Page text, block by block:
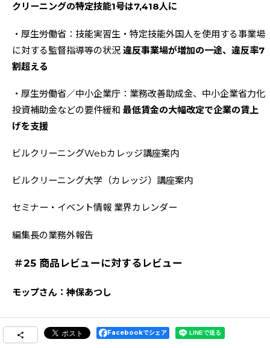
クリーニングの特定技能1号は7,418人に
・厚生労働省：技能実習生・特定技能外国人を使用する事業場
に対する監督指導等の状況違反事業場が増加の一途、違反率7
割超える
・厚生労働省／中小企業庁：業務改善助成金、中小企業省力化
投資補助金などの要件緩和最低賃金の大幅改定で企業の賃上
げを支援
ビルクリーニングWebカレッジ講座案内
ビルクリーニング大学（カレッジ）講座案内
セミナー・イベント情報 業界カレンダー
編集長の業務外報告
＃25 商品レビューに対するレビュー
モップさん：神保あつし
Facebookでシェア